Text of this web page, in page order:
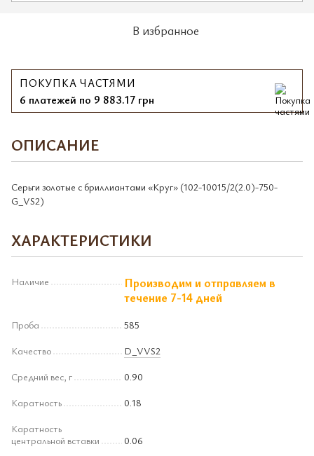
В избранное
ПОКУПКА ЧАСТЯМИ
6 платежей по 9 883.17 грн
ОПИСАНИЕ
Серьги золотые с бриллиантами «Круг» (102-10015/2(2.0)-750-
G_VS2)
ХАРАКТЕРИСТИКИ
Наличие
Производим и отправляем в
течение 7-14 дней
Проба
585
Качество
D_VVS2
Средний вес, г
0.90
Каратность
0.18
Каратность
центральной вставки
0.06